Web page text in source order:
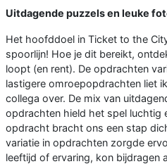
Uitdagende puzzels en leuke
Het hoofddoel in Ticket to the
spoorlijn! Hoe je dit bereikt,
loopt (en rent). De opdrachten
lastigere omroepopdrachten liet
collega over. De mix van
opdrachten hield het spel luchtig
opdracht bracht ons een stap
variatie in opdrachten zorgde
leeftijd of ervaring, kon bijdragen